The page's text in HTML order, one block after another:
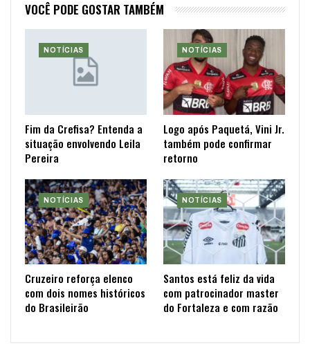
VOCÊ PODE GOSTAR TAMBÉM
NOTÍCIAS
Fim da Crefisa? Entenda a
situação envolvendo Leila
Pereira
NOTÍCIAS
Logo após Paquetá, Vini Jr.
também pode confirmar
retorno
NOTÍCIAS
Cruzeiro reforça elenco
com dois nomes históricos
do Brasileirão
NOTÍCIAS
Santos está feliz da vida
com patrocinador master
do Fortaleza e com razão